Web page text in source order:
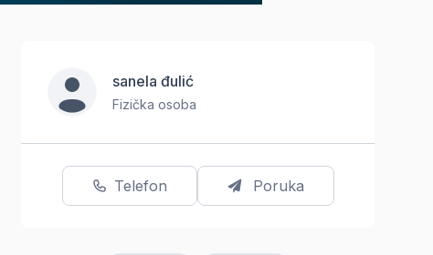
sanela đulić
Fizička osoba
Telefon Poruka